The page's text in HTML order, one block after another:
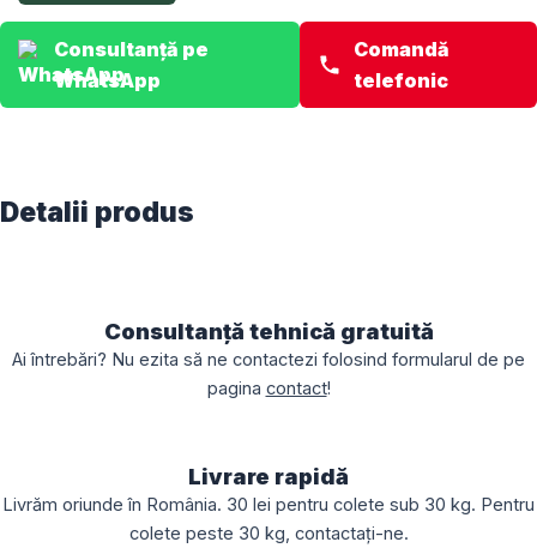
Consultanță pe
WhatsApp
Comandă
telefonic
Detalii produs
Consultanță tehnică gratuită
Ai întrebări? Nu ezita să ne contactezi folosind formularul de pe
pagina contact!
Livrare rapidă
Livrăm oriunde în România. 30 lei pentru colete sub 30 kg. Pentru
colete peste 30 kg, contactați-ne.